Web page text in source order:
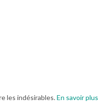
les indésirables.En savoir plus